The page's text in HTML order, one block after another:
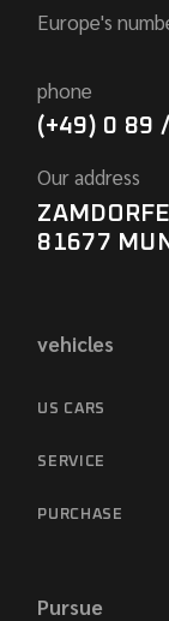
Europe's
phone
(+49) 0 89
Our address
81677
vehicles
US CARS
SERVICE
PURCHASE
Pursue